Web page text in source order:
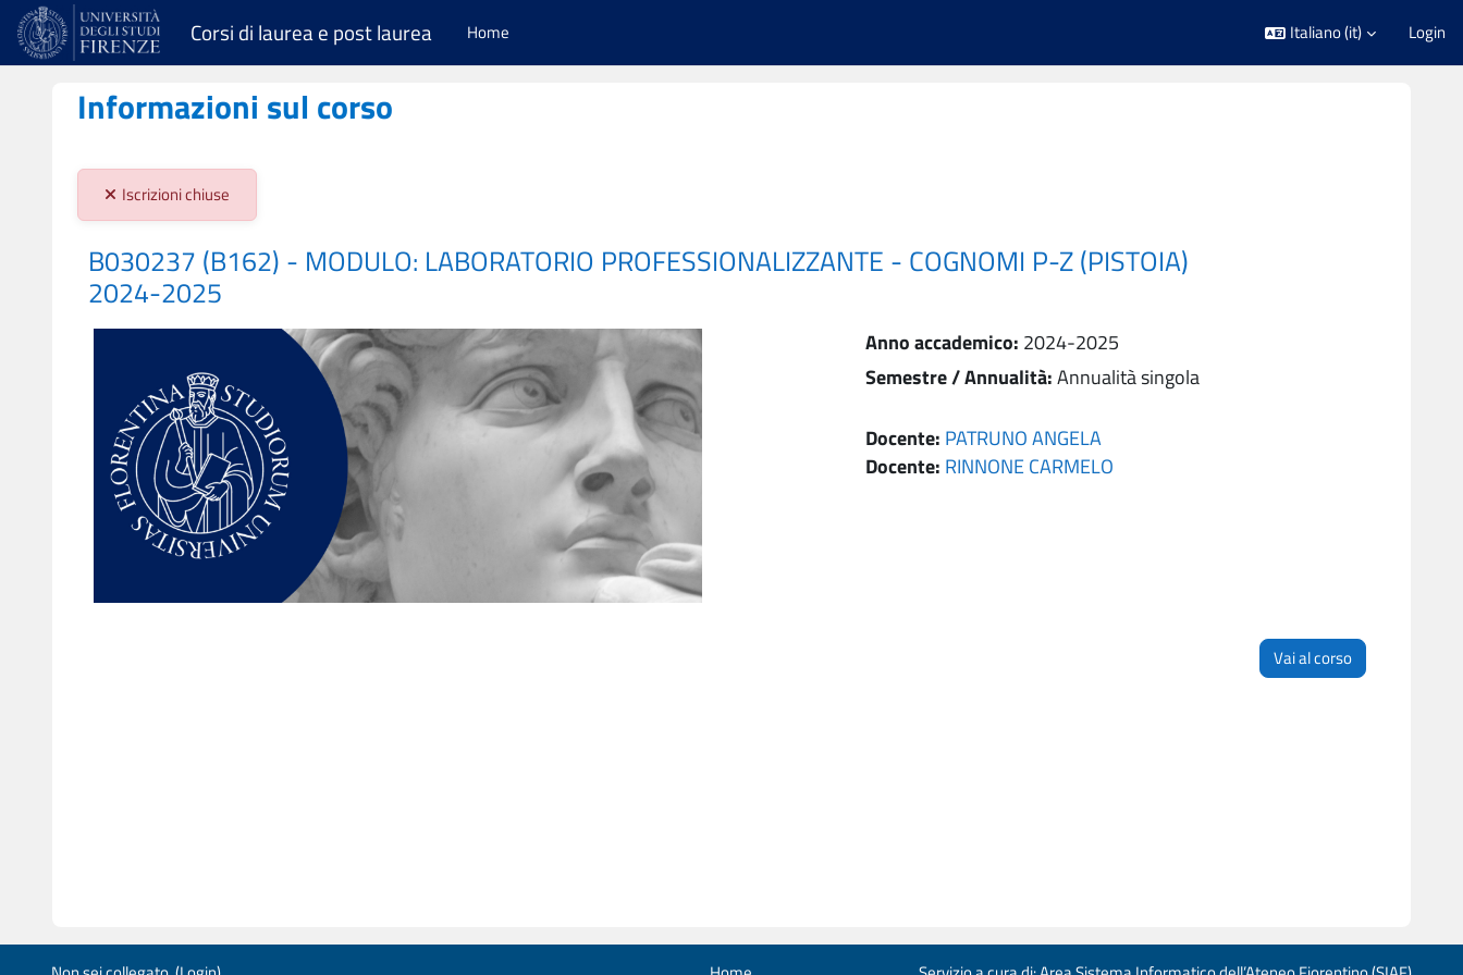
Vai al contenuto principale
Corsi di laurea e post laurea Home Italiano ‎(it)‎ Login
Informazioni sul corso
Stato iscrizioni:
Iscrizioni chiuse
B030237 (B162) - MODULO: LABORATORIO PROFESSIONALIZZANTE - COGNOMI P-Z (PISTOIA)
2024-2025
Anno accademico: 2024-2025
Semestre / Annualità:Annualità singola
Docente: PATRUNO ANGELA
Docente: RINNONE CARMELO
Vai al corso